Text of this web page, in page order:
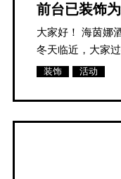
前台已装饰
大家好！ 海茵娜
冬天临近，大家
装饰 活动